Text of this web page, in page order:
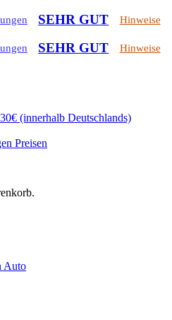
SEHR GUT Hinweise
SEHR GUT Hinweise
(innerhalb Deutschlands)
Preisen
Auto